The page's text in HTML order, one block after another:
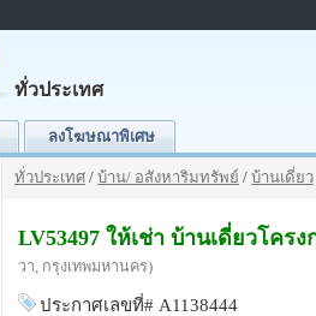
ทั่วประเทศ
ลงโฆษณาพิเศษ
ทั่วประเทศ / บ้าน/ อสังหาริมทรัพย์ / บ้านเดี่ยว
LV53497 ให้เช่า บ้านเดี่ยวโค
วา, กรุงเทพมหานคร)
ประกาศเลขที่# A1138444